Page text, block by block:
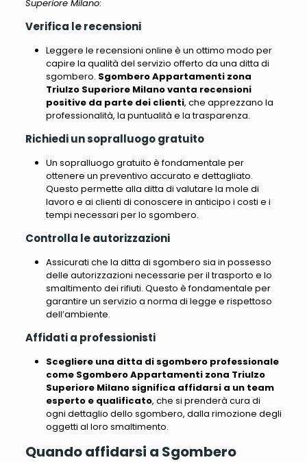
Superiore Milano:
Verifica le recensioni
Leggere le recensioni online è un ottimo modo per
capire la qualità del servizio offerto da una ditta di
sgombero. Sgombero Appartamenti zona
Triulzo Superiore Milano vanta recensioni
positive da parte dei clienti, che apprezzano la
professionalità, la puntualità e la trasparenza.
Richiedi un sopralluogo gratuito
Un sopralluogo gratuito è fondamentale per
ottenere un preventivo accurato e dettagliato.
Questo permette alla ditta di valutare la mole di
lavoro e ai clienti di conoscere in anticipo i costi e i
tempi necessari per lo sgombero.
Controlla le autorizzazioni
Assicurati che la ditta di sgombero sia in possesso
delle autorizzazioni necessarie per il trasporto e lo
smaltimento dei rifiuti. Questo è fondamentale per
garantire un servizio a norma di legge e rispettoso
dell’ambiente.
Affidati a professionisti
Scegliere una ditta di sgombero professionale
come Sgombero Appartamenti zona Triulzo
Superiore Milano significa affidarsi a un team
esperto e qualificato, che si prenderà cura di
ogni dettaglio dello sgombero, dalla rimozione degli
oggetti al loro smaltimento.
Quando affidarsi a Sgombero